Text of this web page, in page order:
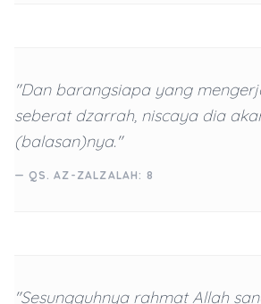
"Dan barangsiapa yang
seberat dzarrah, niscaya dia
(balasan)nya."
— QS. AZ-ZALZALAH: 8
"Sesungguhnya rahmat Allah